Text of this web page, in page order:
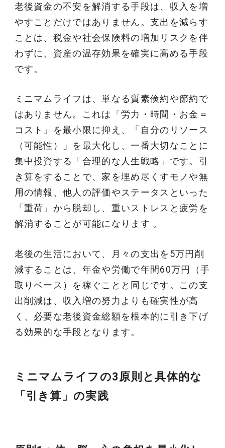
老後資金の不安を解消する手段は、収入を増
やすことだけではありません。支出を減らす
ことは、税金や社会保険料の増加リスクを伴
わずに、資産の温存効果を確実に高める手段
です。
ミニマムライフは、単なる質素倹約や節約で
はありません。これは「労力・時間・お金＝
コスト」を最小限に抑え、「自分のリソース
（可能性）」を最大化し、一番大切なことに
集中投資する「合理的な人生戦略」です。引
き算をすることで、家を埋め尽くすモノや無
用の情報、他人の評価やステータスといった
「重荷」から脱却し、重いストレスと疲労を
解消することが可能になります 。
老後の生活において、月々の支出を5万円削
減することは、年金や労働で年間60万円（手
取りベース）を稼ぐことと同じです。この支
出削減は、収入増の努力よりも確実性が高
く、必要な老後資金総額を根本的に引き下げ
る効果的な手段となります。
ミニマムライフの3原則と具体的な
「引き算」の実践